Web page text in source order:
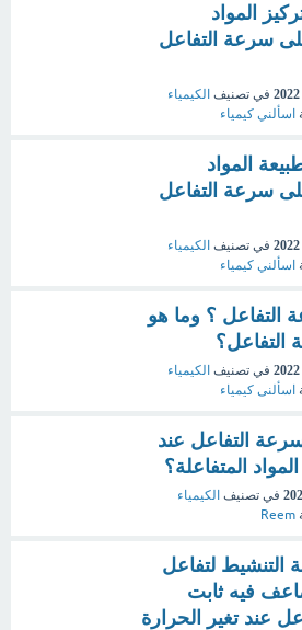
المواد
سرعة التفاعل
في تصنيف الكيمياء
اسألني كيمياء
المواد
سرعة التفاعل
في تصنيف الكيمياء
اسألني كيمياء
التفاعل ؟ وما هو
في تصنيف الكيمياء
اسألنى كيمياء
سرعة التفاعل عند
المتفاعلة؟
في تصنيف الكيمياء
Reem
لتفاعل
فيه ثابت
عند تغير الحرارة